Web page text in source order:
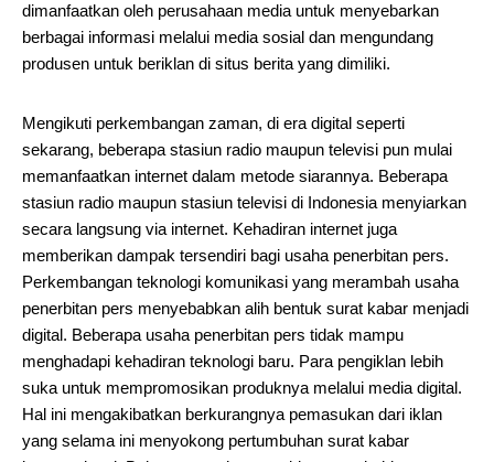
dimanfaatkan oleh perusahaan media untuk menyebarkan
berbagai informasi melalui media sosial dan mengundang
produsen untuk beriklan di situs berita yang dimiliki.
Mengikuti perkembangan zaman, di era digital seperti
sekarang, beberapa stasiun radio maupun televisi pun mulai
memanfaatkan internet dalam metode siarannya. Beberapa
stasiun radio maupun stasiun televisi di Indonesia menyiarkan
secara langsung via internet. Kehadiran internet juga
memberikan dampak tersendiri bagi usaha penerbitan pers.
Perkembangan teknologi komunikasi yang merambah usaha
penerbitan pers menyebabkan alih bentuk surat kabar menjadi
digital. Beberapa usaha penerbitan pers tidak mampu
menghadapi kehadiran teknologi baru. Para pengiklan lebih
suka untuk mempromosikan produknya melalui media digital.
Hal ini mengakibatkan berkurangnya pemasukan dari iklan
yang selama ini menyokong pertumbuhan surat kabar